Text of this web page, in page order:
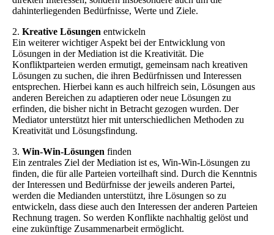
dahinterliegenden Bedürfnisse, Werte und Ziele.
2. Kreative Lösungen entwickeln
Ein weiterer wichtiger Aspekt bei der Entwicklung von
Lösungen in der Mediation ist die Kreativität. Die
Konfliktparteien werden ermutigt, gemeinsam nach kreativen
Lösungen zu suchen, die ihren Bedürfnissen und Interessen
entsprechen. Hierbei kann es auch hilfreich sein, Lösungen aus
anderen Bereichen zu adaptieren oder neue Lösungen zu
erfinden, die bisher nicht in Betracht gezogen wurden. Der
Mediator unterstützt hier mit unterschiedlichen Methoden zu
Kreativität und Lösungsfindung.
3. Win-Win-Lösungen finden
Ein zentrales Ziel der Mediation ist es, Win-Win-Lösungen zu
finden, die für alle Parteien vorteilhaft sind. Durch die Kenntnis
der Interessen und Bedürfnisse der jeweils anderen Partei,
werden die Medianden unterstützt, ihre Lösungen so zu
entwickeln, dass diese auch den Interessen der anderen Parteien
Rechnung tragen. So werden Konflikte nachhaltig gelöst und
eine zukünftige Zusammenarbeit ermöglicht.